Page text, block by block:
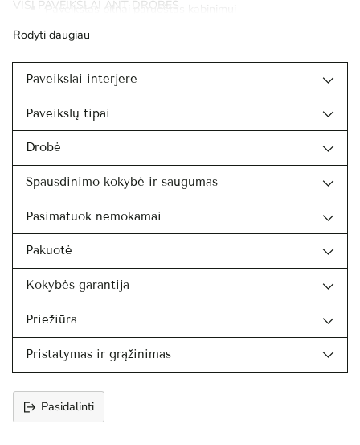
Paveikslas pilnai paruoštas kabinimui
VISI PAVEIKSLAI ANT DROBĖS
Rodyti daugiau
Paveikslai interjere
Paveikslų tipai
Drobė
Spausdinimo kokybė ir saugumas
Pasimatuok nemokamai
Pakuotė
Kokybės garantija
Priežiūra
Pristatymas ir grąžinimas
Pasidalinti